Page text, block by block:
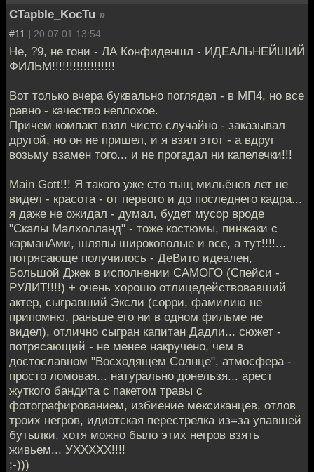
CTapbIe_KocTu »
#11 | 20.07.01 13:54
Не, ?9, не гони - ЛА Конфиденшл - ИДЕАЛЬНЕЙШИЙ
ФИЛЬМ!!!!!!!!!!!!!!!!!!
Вот только вчера буквально поглядел - в МП4, но все
равно - качество неплохое.
Причем компакт взял чисто случайно - заказывал
другой, но он не пришел, и я взял этот - а вдруг
возьму взамен того... и не прогадал ни капелечки!!!
Main Gott!!! Я такого уже сто тыщ мильёнов лет не
видел - красота - от первого и до последнего кадра...
я даже не ожидал - думал, будет мусор вроде
"Скалы Малхолланд" - тоже костюмы, пинжаки с
карманАми, шляпы широкополые и все, а тут!!!!...
потрясающе получилось - ДеВито идеален,
Большой Джек в исполнении САМОГО (Спейси -
РУЛИТ!!!!) + очень хорошо отлицедействовавший
актер, сыгравший Эксли (сорри, фамилию не
припомню, раньше его ни в одном фильме не
видел), отлично сыгран капитан Дадли... сюжет -
потрясающий - не менее накручено, чем в
достославном "Восходящем Солнце", атмосфера -
просто ломовая... натурально донельзя... арест
жуткого бандита с пакетом травы с
фотографированием, избиение мексиканцев, отлов
троих негров, идиотская перестрелка из=за упавшей
бутылки, хотя можно было этих негров взять
живьем... УХХХХХ!!!!
;-)))